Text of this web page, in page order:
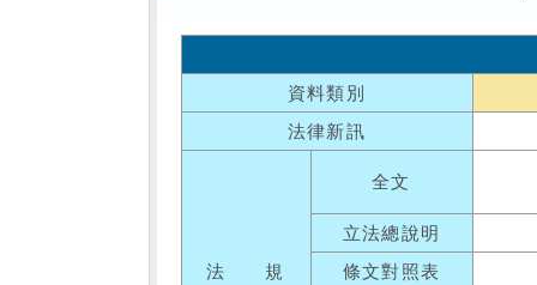
資料類別
法律新訊
法 規
全文
立法總說明
條文對照表